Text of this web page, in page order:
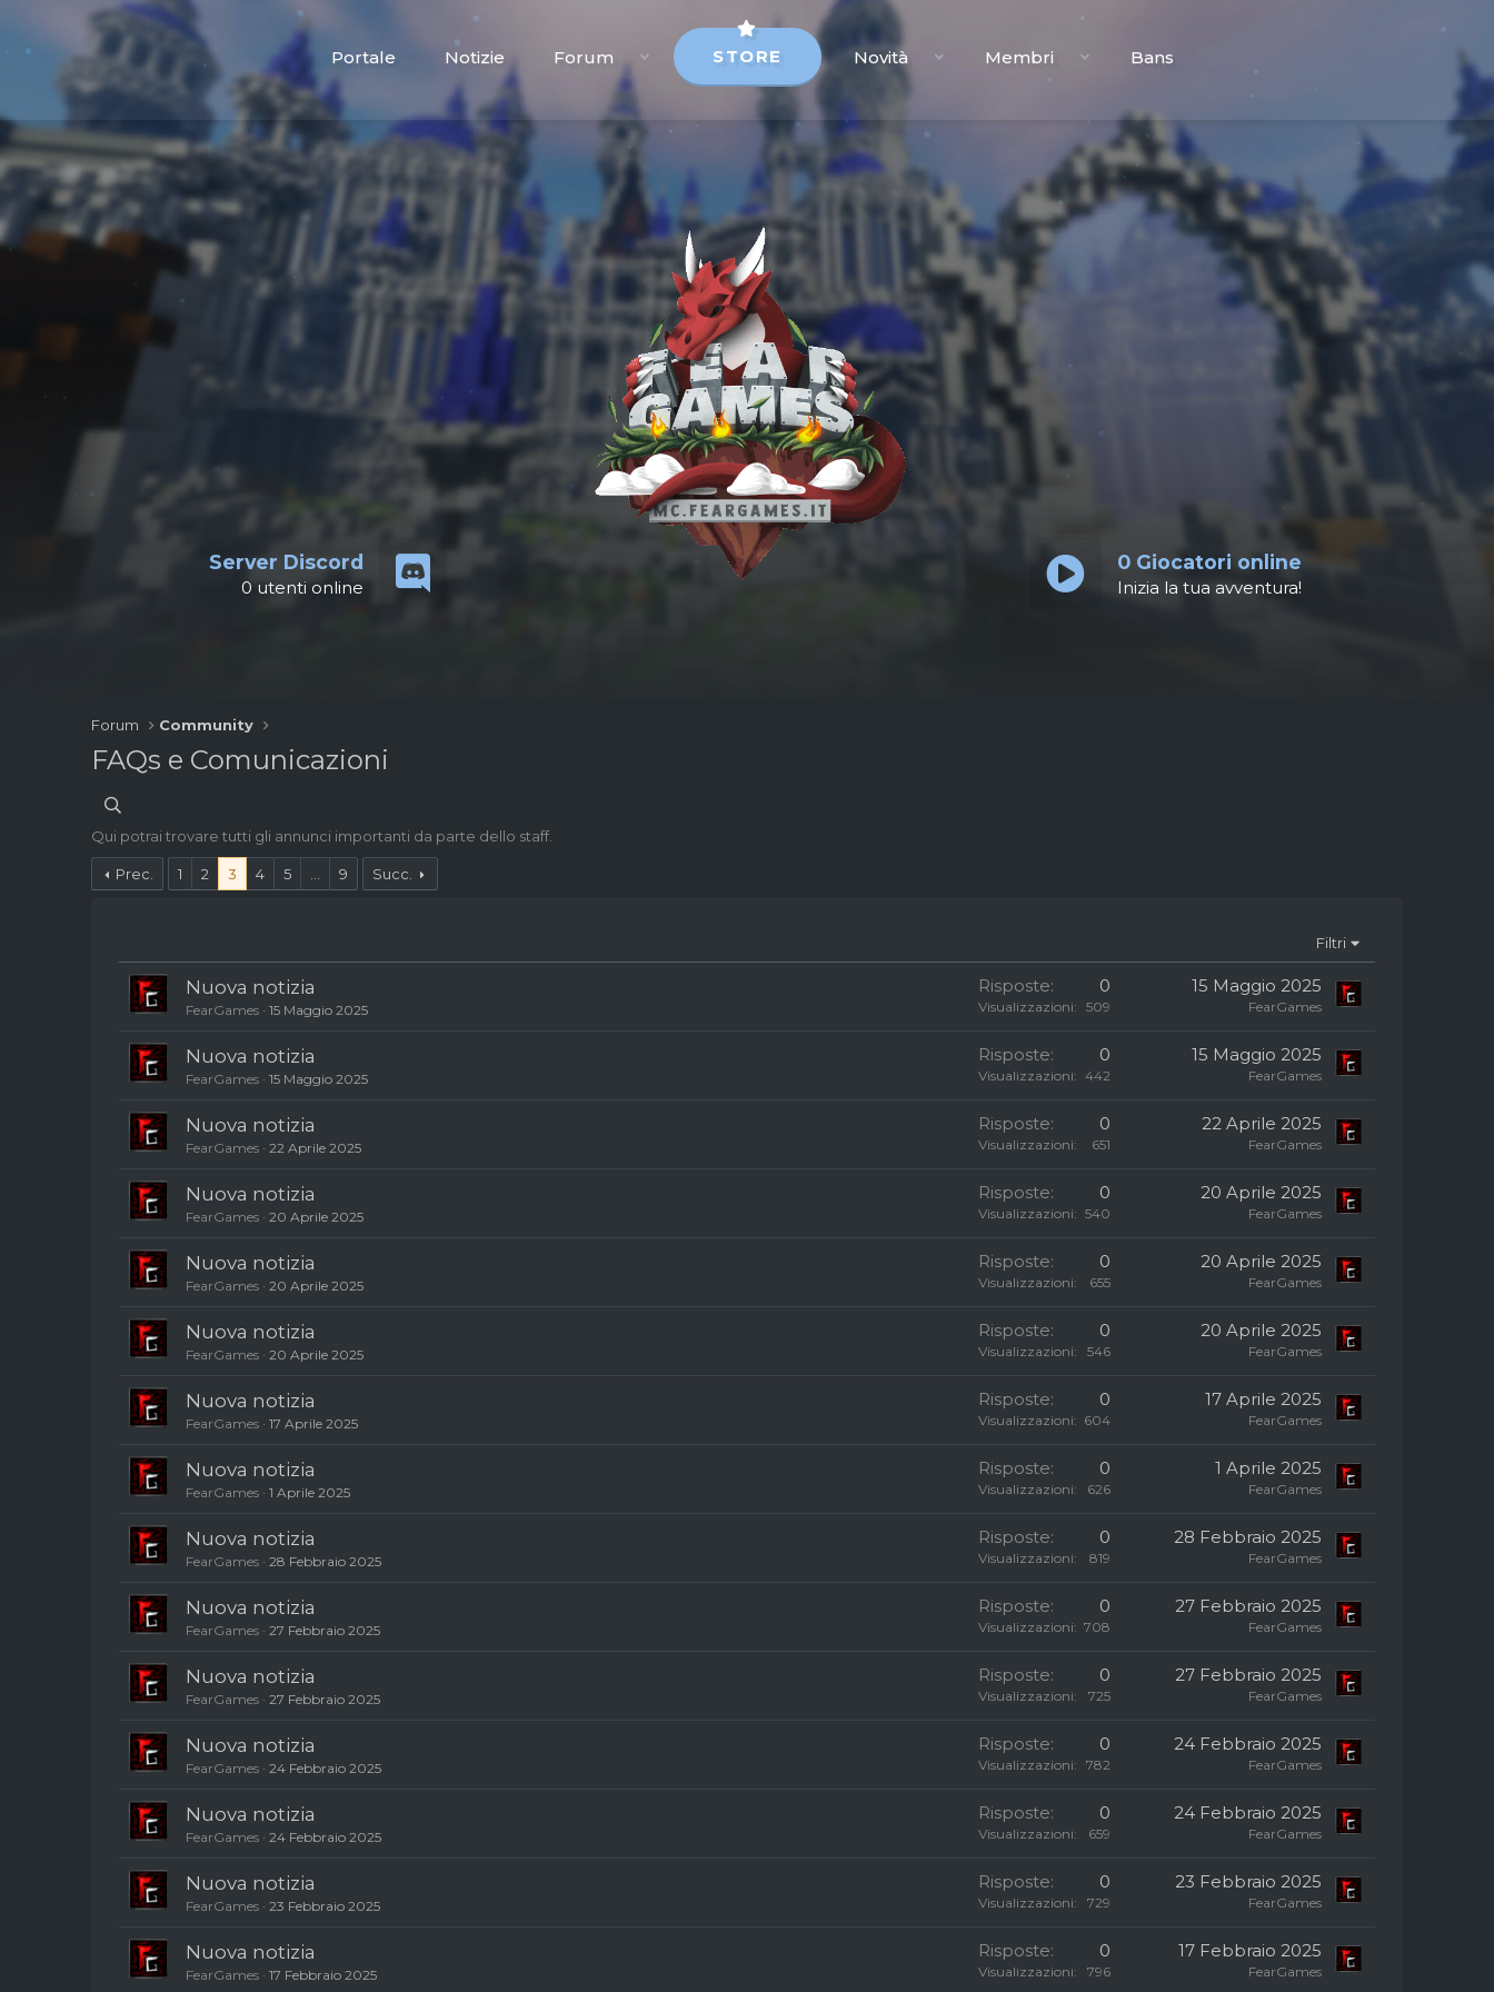
Portale Notizie Forum STORE Novità Membri Bans
Server Discord
0 utenti online
0 Giocatori online
Inizia la tua avventura!
Forum Community
FAQs e Comunicazioni
Qui potrai trovare tutti gli annunci importanti da parte dello staff.
Prec. 1 2 3 4 5 9 Succ.
Filtri
Nuova notizia
FearGames 15 Maggio 2025
Risposte 0
Visualizzazioni 509
15 Maggio 2025
FearGames
Nuova notizia
FearGames 15 Maggio 2025
Risposte 0
Visualizzazioni 442
15 Maggio 2025
FearGames
Nuova notizia
FearGames 22 Aprile 2025
Risposte 0
Visualizzazioni 651
22 Aprile 2025
FearGames
Nuova notizia
FearGames 20 Aprile 2025
Risposte 0
Visualizzazioni 540
20 Aprile 2025
FearGames
Nuova notizia
FearGames 20 Aprile 2025
Risposte 0
Visualizzazioni 655
20 Aprile 2025
FearGames
Nuova notizia
FearGames 20 Aprile 2025
Risposte 0
Visualizzazioni 546
20 Aprile 2025
FearGames
Nuova notizia
FearGames 17 Aprile 2025
Risposte 0
Visualizzazioni 604
17 Aprile 2025
FearGames
Nuova notizia
FearGames 1 Aprile 2025
Risposte 0
Visualizzazioni 626
1 Aprile 2025
FearGames
Nuova notizia
FearGames 28 Febbraio 2025
Risposte 0
Visualizzazioni 819
28 Febbraio 2025
FearGames
Nuova notizia
FearGames 27 Febbraio 2025
Risposte 0
Visualizzazioni 708
27 Febbraio 2025
FearGames
Nuova notizia
FearGames 27 Febbraio 2025
Risposte 0
Visualizzazioni 725
27 Febbraio 2025
FearGames
Nuova notizia
FearGames 24 Febbraio 2025
Risposte 0
Visualizzazioni 782
24 Febbraio 2025
FearGames
Nuova notizia
FearGames 24 Febbraio 2025
Risposte 0
Visualizzazioni 659
24 Febbraio 2025
FearGames
Nuova notizia
FearGames 23 Febbraio 2025
Risposte 0
Visualizzazioni 729
23 Febbraio 2025
FearGames
Nuova notizia
FearGames 17 Febbraio 2025
Risposte 0
Visualizzazioni 796
17 Febbraio 2025
FearGames